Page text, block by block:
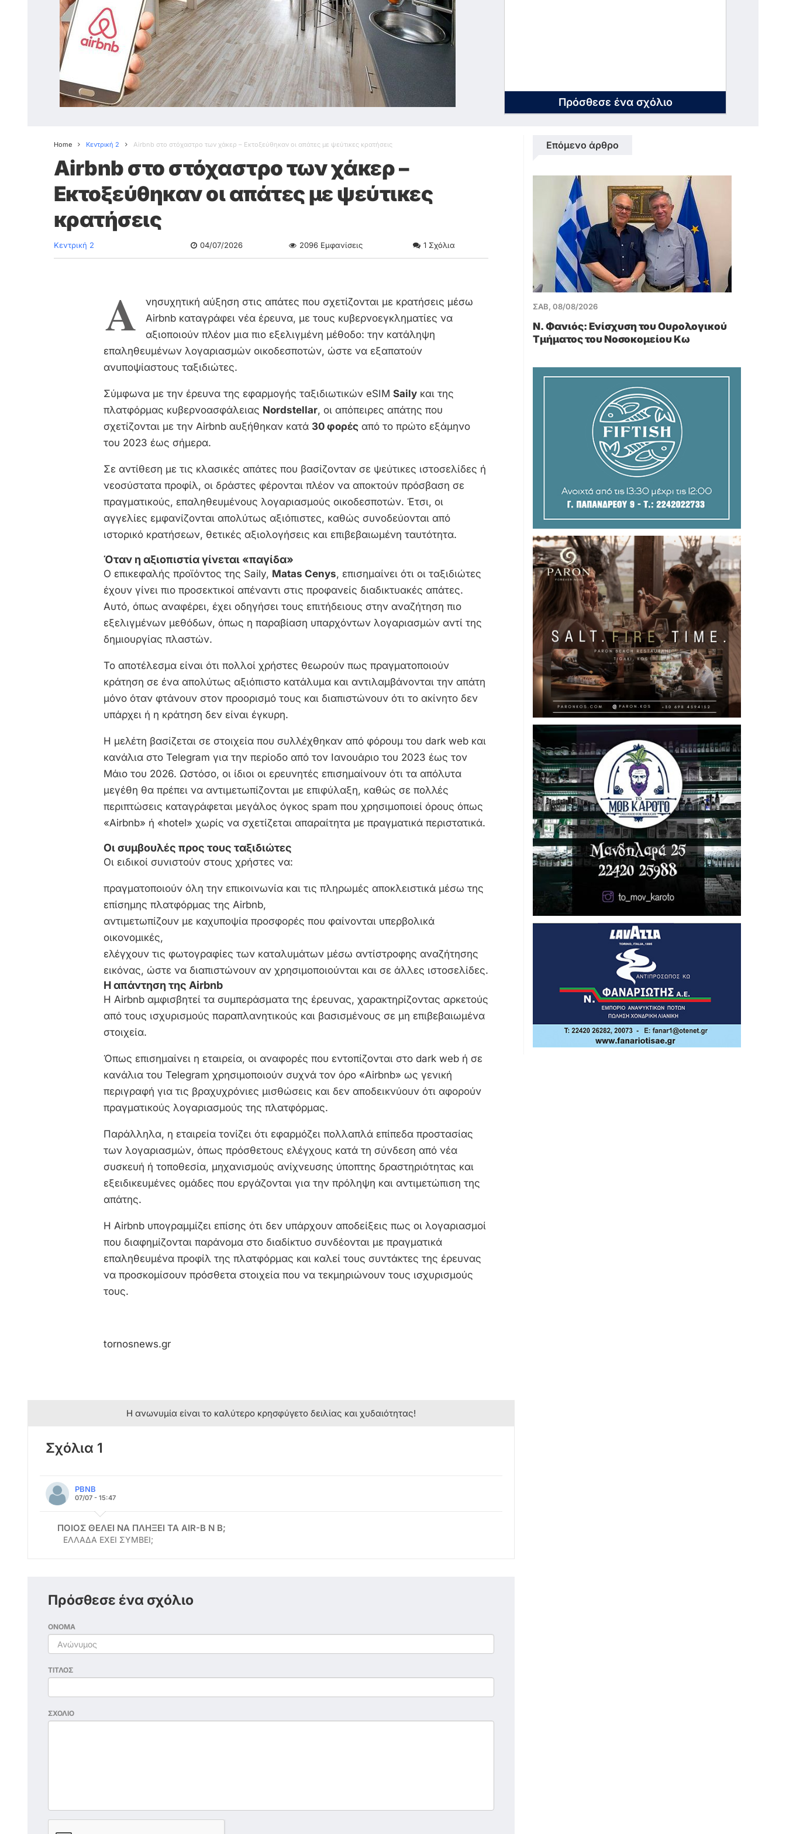
Πρόσθεσε ένα σχόλιο
Home Κεντρική 2 Airbnb στο στόχαστρο των χάκερ – Εκτοξεύθηκαν οι απάτες με ψεύτικες κρατήσεις
Airbnb στο στόχαστρο των χάκερ –
Εκτοξεύθηκαν οι απάτες με ψεύτικες
κρατήσεις
Κεντρική 2 04/07/2026 2096Εμφανίσεις 1 Σχόλια
Α
νησυχητική αύξηση στις απάτες που σχετίζονται με κρατήσεις μέσω
Airbnb καταγράφει νέα έρευνα, με τους κυβερνοεγκληματίες να
αξιοποιούν πλέον μια πιο εξελιγμένη μέθοδο: την κατάληψη
επαληθευμένων λογαριασμών οικοδεσποτών, ώστε να εξαπατούν
ανυποψίαστους ταξιδιώτες.
Σύμφωνα με την έρευνα της εφαρμογής ταξιδιωτικών eSIM Saily και της
πλατφόρμας κυβερνοασφάλειας Nordstellar, οι απόπειρες απάτης που
σχετίζονται με την Airbnb αυξήθηκαν κατά 30 φορές από το πρώτο εξάμηνο
του 2023 έως σήμερα.
Σε αντίθεση με τις κλασικές απάτες που βασίζονταν σε ψεύτικες ιστοσελίδες ή
νεοσύστατα προφίλ, οι δράστες φέρονται πλέον να αποκτούν πρόσβαση σε
πραγματικούς, επαληθευμένους λογαριασμούς οικοδεσποτών. Έτσι, οι
αγγελίες εμφανίζονται απολύτως αξιόπιστες, καθώς συνοδεύονται από
ιστορικό κρατήσεων, θετικές αξιολογήσεις και επιβεβαιωμένη ταυτότητα.
Όταν η αξιοπιστία γίνεται «παγίδα»
Ο επικεφαλής προϊόντος της Saily, Matas Cenys, επισημαίνει ότι οι ταξιδιώτες
έχουν γίνει πιο προσεκτικοί απέναντι στις προφανείς διαδικτυακές απάτες.
Αυτό, όπως αναφέρει, έχει οδηγήσει τους επιτήδειους στην αναζήτηση πιο
εξελιγμένων μεθόδων, όπως η παραβίαση υπαρχόντων λογαριασμών αντί της
δημιουργίας πλαστών.
Το αποτέλεσμα είναι ότι πολλοί χρήστες θεωρούν πως πραγματοποιούν
κράτηση σε ένα απολύτως αξιόπιστο κατάλυμα και αντιλαμβάνονται την απάτη
μόνο όταν φτάνουν στον προορισμό τους και διαπιστώνουν ότι το ακίνητο δεν
υπάρχει ή η κράτηση δεν είναι έγκυρη.
Η μελέτη βασίζεται σε στοιχεία που συλλέχθηκαν από φόρουμ του dark web και
κανάλια στο Telegram για την περίοδο από τον Ιανουάριο του 2023 έως τον
Μάιο του 2026. Ωστόσο, οι ίδιοι οι ερευνητές επισημαίνουν ότι τα απόλυτα
μεγέθη θα πρέπει να αντιμετωπίζονται με επιφύλαξη, καθώς σε πολλές
περιπτώσεις καταγράφεται μεγάλος όγκος spam που χρησιμοποιεί όρους όπως
«Airbnb» ή «hotel» χωρίς να σχετίζεται απαραίτητα με πραγματικά περιστατικά.
Οι συμβουλές προς τους ταξιδιώτες
Οι ειδικοί συνιστούν στους χρήστες να:
πραγματοποιούν όλη την επικοινωνία και τις πληρωμές αποκλειστικά μέσω της
επίσημης πλατφόρμας της Airbnb,
αντιμετωπίζουν με καχυποψία προσφορές που φαίνονται υπερβολικά
οικονομικές,
ελέγχουν τις φωτογραφίες των καταλυμάτων μέσω αντίστροφης αναζήτησης
εικόνας, ώστε να διαπιστώνουν αν χρησιμοποιούνται και σε άλλες ιστοσελίδες.
Η απάντηση της Airbnb
Η Airbnb αμφισβητεί τα συμπεράσματα της έρευνας, χαρακτηρίζοντας αρκετούς
από τους ισχυρισμούς παραπλανητικούς και βασισμένους σε μη επιβεβαιωμένα
στοιχεία.
Όπως επισημαίνει η εταιρεία, οι αναφορές που εντοπίζονται στο dark web ή σε
κανάλια του Telegram χρησιμοποιούν συχνά τον όρο «Airbnb» ως γενική
περιγραφή για τις βραχυχρόνιες μισθώσεις και δεν αποδεικνύουν ότι αφορούν
πραγματικούς λογαριασμούς της πλατφόρμας.
Παράλληλα, η εταιρεία τονίζει ότι εφαρμόζει πολλαπλά επίπεδα προστασίας
των λογαριασμών, όπως πρόσθετους ελέγχους κατά τη σύνδεση από νέα
συσκευή ή τοποθεσία, μηχανισμούς ανίχνευσης ύποπτης δραστηριότητας και
εξειδικευμένες ομάδες που εργάζονται για την πρόληψη και αντιμετώπιση της
απάτης.
Η Airbnb υπογραμμίζει επίσης ότι δεν υπάρχουν αποδείξεις πως οι λογαριασμοί
που διαφημίζονται παράνομα στο διαδίκτυο συνδέονται με πραγματικά
επαληθευμένα προφίλ της πλατφόρμας και καλεί τους συντάκτες της έρευνας
να προσκομίσουν πρόσθετα στοιχεία που να τεκμηριώνουν τους ισχυρισμούς
τους.
tornosnews.gr
Η ανωνυμία είναι το καλύτερο κρησφύγετο δειλίας και χυδαιότητας!
Σχόλια 1
ΡΒΝΒ
07/07 - 15:47
ΠΟΙΟΣ ΘΕΛΕΙ ΝΑ ΠΛΗΞΕΙ ΤΑ ΑΙR-Β Ν Β;
ΕΛΛΑΔΑ ΕΧΕΙ ΣΥΜΒΕΙ;
Πρόσθεσε ένα σχόλιο
ΟΝΟΜΑ
ΤΙΤΛΟΣ
ΣΧΟΛΙΟ
Επόμενο άρθρο
ΣΑΒ, 08/08/2026
Ν. Φανιός: Ενίσχυση του Ουρολογικού
Τμήματος του Νοσοκομείου Κω